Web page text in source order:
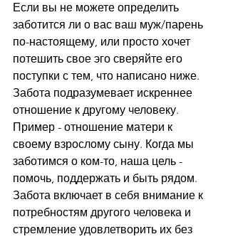
Если вы не можете определить
заботится ли о вас ваш муж/парень
по-настоящему, или просто хочет
потешить свое эго сверяйте его
поступки с тем, что написано ниже.
Забота подразумевает искреннее
отношение к другому человеку.
Пример - отношение матери к
своему взрослому сыну. Когда мы
заботимся о ком-то, наша цель -
помочь, поддержать и быть рядом.
Забота включает в себя внимание к
потребностям другого человека и
стремление удовлетворить их без